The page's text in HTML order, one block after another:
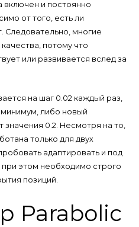
включен и постоянно
от того, есть ли
Следовательно, многие
потому что
или развивается вслед за
на шаг 0.02 каждый раз,
либо новый
значения 0.2. Несмотря на то,
только для двух
адаптировать и под
при этом необходимо строго
позиций.
Parabolic